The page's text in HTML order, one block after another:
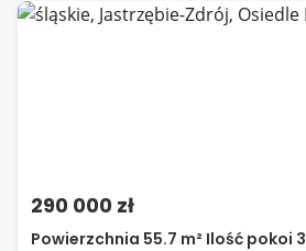
290 000 zł
Powierzchnia 55.7 m² Ilość pokoi 3